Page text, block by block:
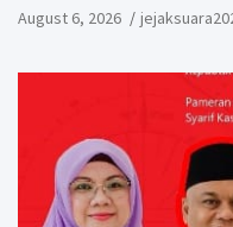
August 6, 2026